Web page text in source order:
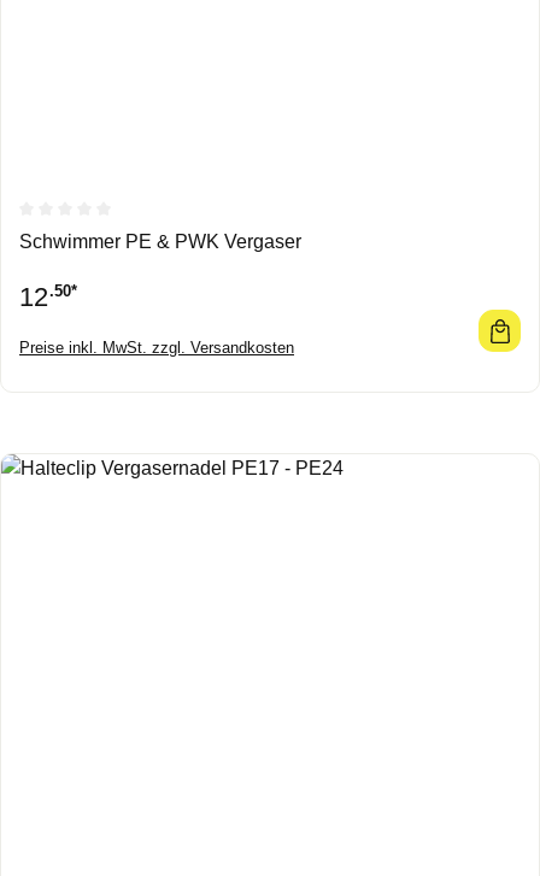
Durchschnittliche Bewertung von 0 von 5 Sternen
Schwimmer PE & PWK Vergaser
12.50*
Preise inkl. MwSt. zzgl. Versandkosten